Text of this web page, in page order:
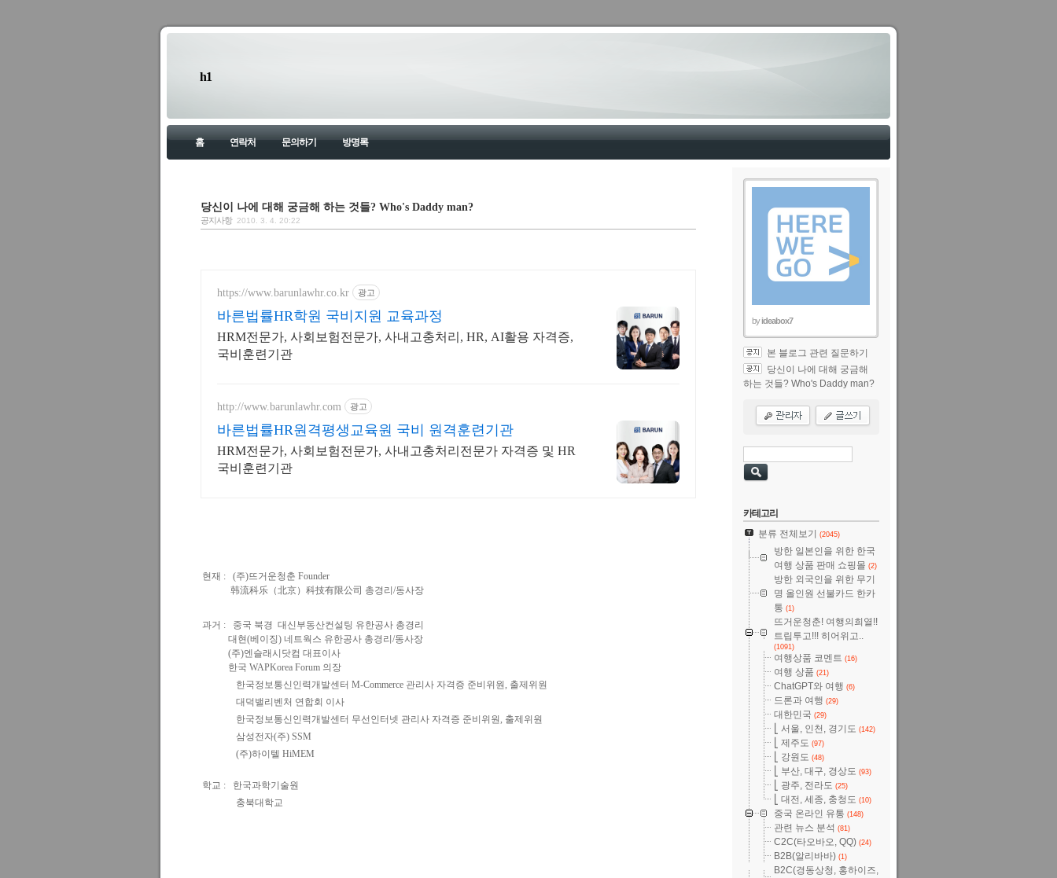
h1
홈 연락처 문의하기 방명록
당신이 나에 대해 궁금해 하는 것들? Who's Daddy man?
공지사항 2010. 3. 4. 20:22
https://www.barunlawhr.co.kr 광고
바른법률HR학원 국비지원 교육과정
HRM전문가, 사회보험전문가, 사내고충처리, HR, AI활용 자격증,
국비훈련기관
http://www.barunlawhr.com 광고
바른법률HR원격평생교육원 국비 원격훈련기관
HRM전문가, 사회보험전문가, 사내고충처리전문가 자격증 및 HR
국비훈련기관
현재 : (주)뜨거운청춘 Founder
韩流科乐（北京）科技有限公司 총경리/동사장
과거 : 중국 북경 대신부동산컨설팅 유한공사 총경리
대현(베이징) 네트웍스 유한공사 총경리/동사장
(주)엔슬래시닷컴 대표이사
한국 WAPKorea Forum 의장
한국정보통신인력개발센터 M-Commerce 관리사 자격증 준비위원, 출제위원
대덕밸리벤처 연합회 이사
한국정보통신인력개발센터 무선인터넷 관리사 자격증 준비위원, 출제위원
삼성전자(주) SSM
(주)하이텔 HiMEM
학교 :
한국과학기술원
충북대학교
byideabox7
본 블로그 관련 질문하기
당신이 나에 대해 궁금해
하는 것들? Who's Daddy man?
카테고리
분류 전체보기
(2045)
방한 일본인을 위한 한국
여행 상품 판매 쇼핑몰 (2)
방한 외국인을 위한 무기
명 올인원 선불카드 한카
통 (1)
뜨거운청춘! 여행의희열!!
트립투고!!! 히어위고..
(1091)
여행상품 코멘트 (16)
여행 상품 (21)
ChatGPT와 여행 (6)
드론과 여행 (29)
대한민국 (29)
⎣ 서울, 인천, 경기도 (142)
⎣ 제주도 (97)
⎣ 강원도 (48)
⎣ 부산, 대구, 경상도 (93)
⎣ 광주, 전라도 (25)
⎣ 대전, 세종, 충청도 (10)
중국 온라인 유통 (148)
관련 뉴스 분석 (81)
C2C(타오바오, QQ) (24)
B2B(알리바바) (1)
B2C(경동상청, 홍하이즈,